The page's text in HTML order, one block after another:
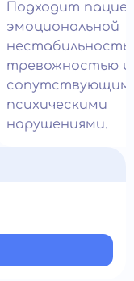
Подходит
эмоциональной
тревожностью и
психическими
нарушениями.